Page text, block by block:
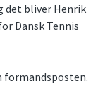
det bliver Henrik
Dansk Tennis
formandsposten.